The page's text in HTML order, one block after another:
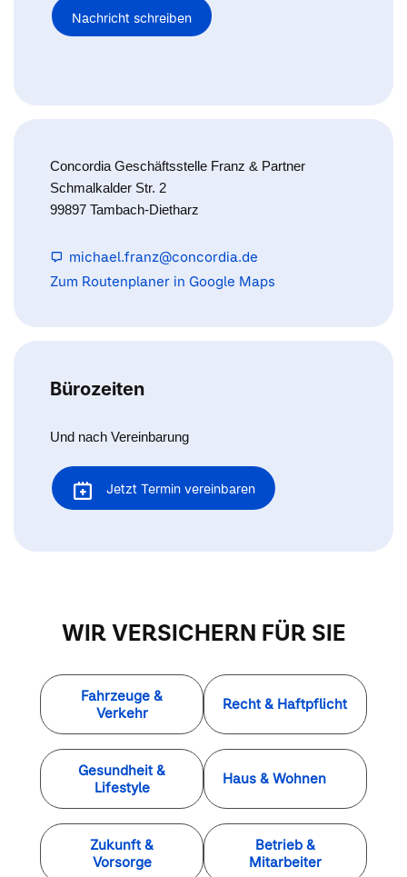
Nachricht schreiben
Concordia Geschäftsstelle Franz & Partner
Schmalkalder Str. 2
99897 Tambach-Dietharz
michael.franz@concordia.de
Zum Routenplaner in Google Maps
Bürozeiten
Und nach Vereinbarung
Jetzt Termin vereinbaren
WIR VERSICHERN FÜR SIE
Fahrzeuge &
Verkehr
Recht & Haftpflicht
Gesundheit &
Lifestyle
Haus & Wohnen
Zukunft &
Vorsorge
Betrieb &
Mitarbeiter